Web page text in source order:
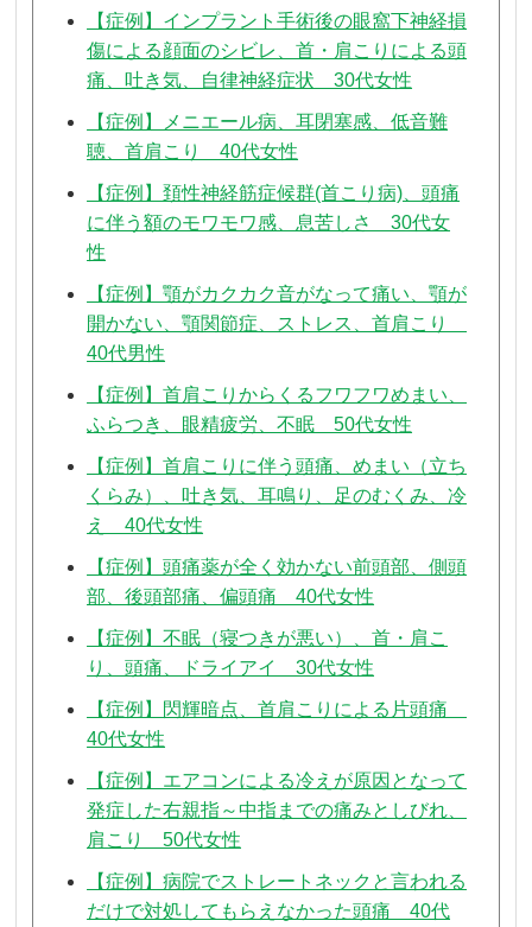
【症例】インプラント手術後の眼窩下神経損
傷による顔面のシビレ、首・肩こりによる頭
痛、吐き気、自律神経症状 30代女性
【症例】メニエール病、耳閉塞感、低音難
聴、首肩こり 40代女性
【症例】頚性神経筋症候群(首こり病)、頭痛
に伴う額のモワモワ感、息苦しさ 30代女
性
【症例】顎がカクカク音がなって痛い、顎が
開かない、顎関節症、ストレス、首肩こり
40代男性
【症例】首肩こりからくるフワフワめまい、
ふらつき、眼精疲労、不眠 50代女性
【症例】首肩こりに伴う頭痛、めまい（立ち
くらみ）、吐き気、耳鳴り、足のむくみ、冷
え 40代女性
【症例】頭痛薬が全く効かない前頭部、側頭
部、後頭部痛、偏頭痛 40代女性
【症例】不眠（寝つきが悪い）、首・肩こ
り、頭痛、ドライアイ 30代女性
【症例】閃輝暗点、首肩こりによる片頭痛
40代女性
【症例】エアコンによる冷えが原因となって
発症した右親指～中指までの痛みとしびれ、
肩こり 50代女性
【症例】病院でストレートネックと言われる
だけで対処してもらえなかった頭痛 40代